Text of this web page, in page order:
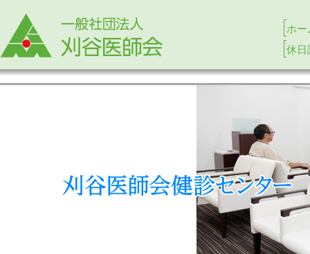
ホー
休日